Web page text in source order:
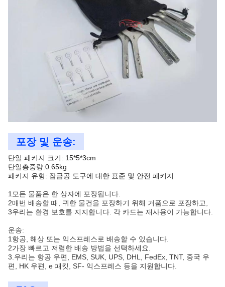
포장 및 운송:
단일 패키지 크기: 15*5*3cm
단일총중량:0.65kg
패키지 유형: 잠금공 도구에 대한 표준 및 안전 패키지
1모든 물품은 한 상자에 포장됩니다.
2매번 배송할 때, 귀한 물건을 포장하기 위해 거품으로 포장하고,
3우리는 환경 보호를 지지합니다. 각 카드는 재사용이 가능합니다.
운송:
1항공, 해상 또는 익스프레스로 배송할 수 있습니다.
2가장 빠르고 저렴한 배송 방법을 선택하세요.
3.우리는 항공 우편, EMS, SUK, UPS, DHL, FedEx, TNT, 중국 우
편, HK 우편, e 패킷, SF- 익스프레스 등을 지원합니다.